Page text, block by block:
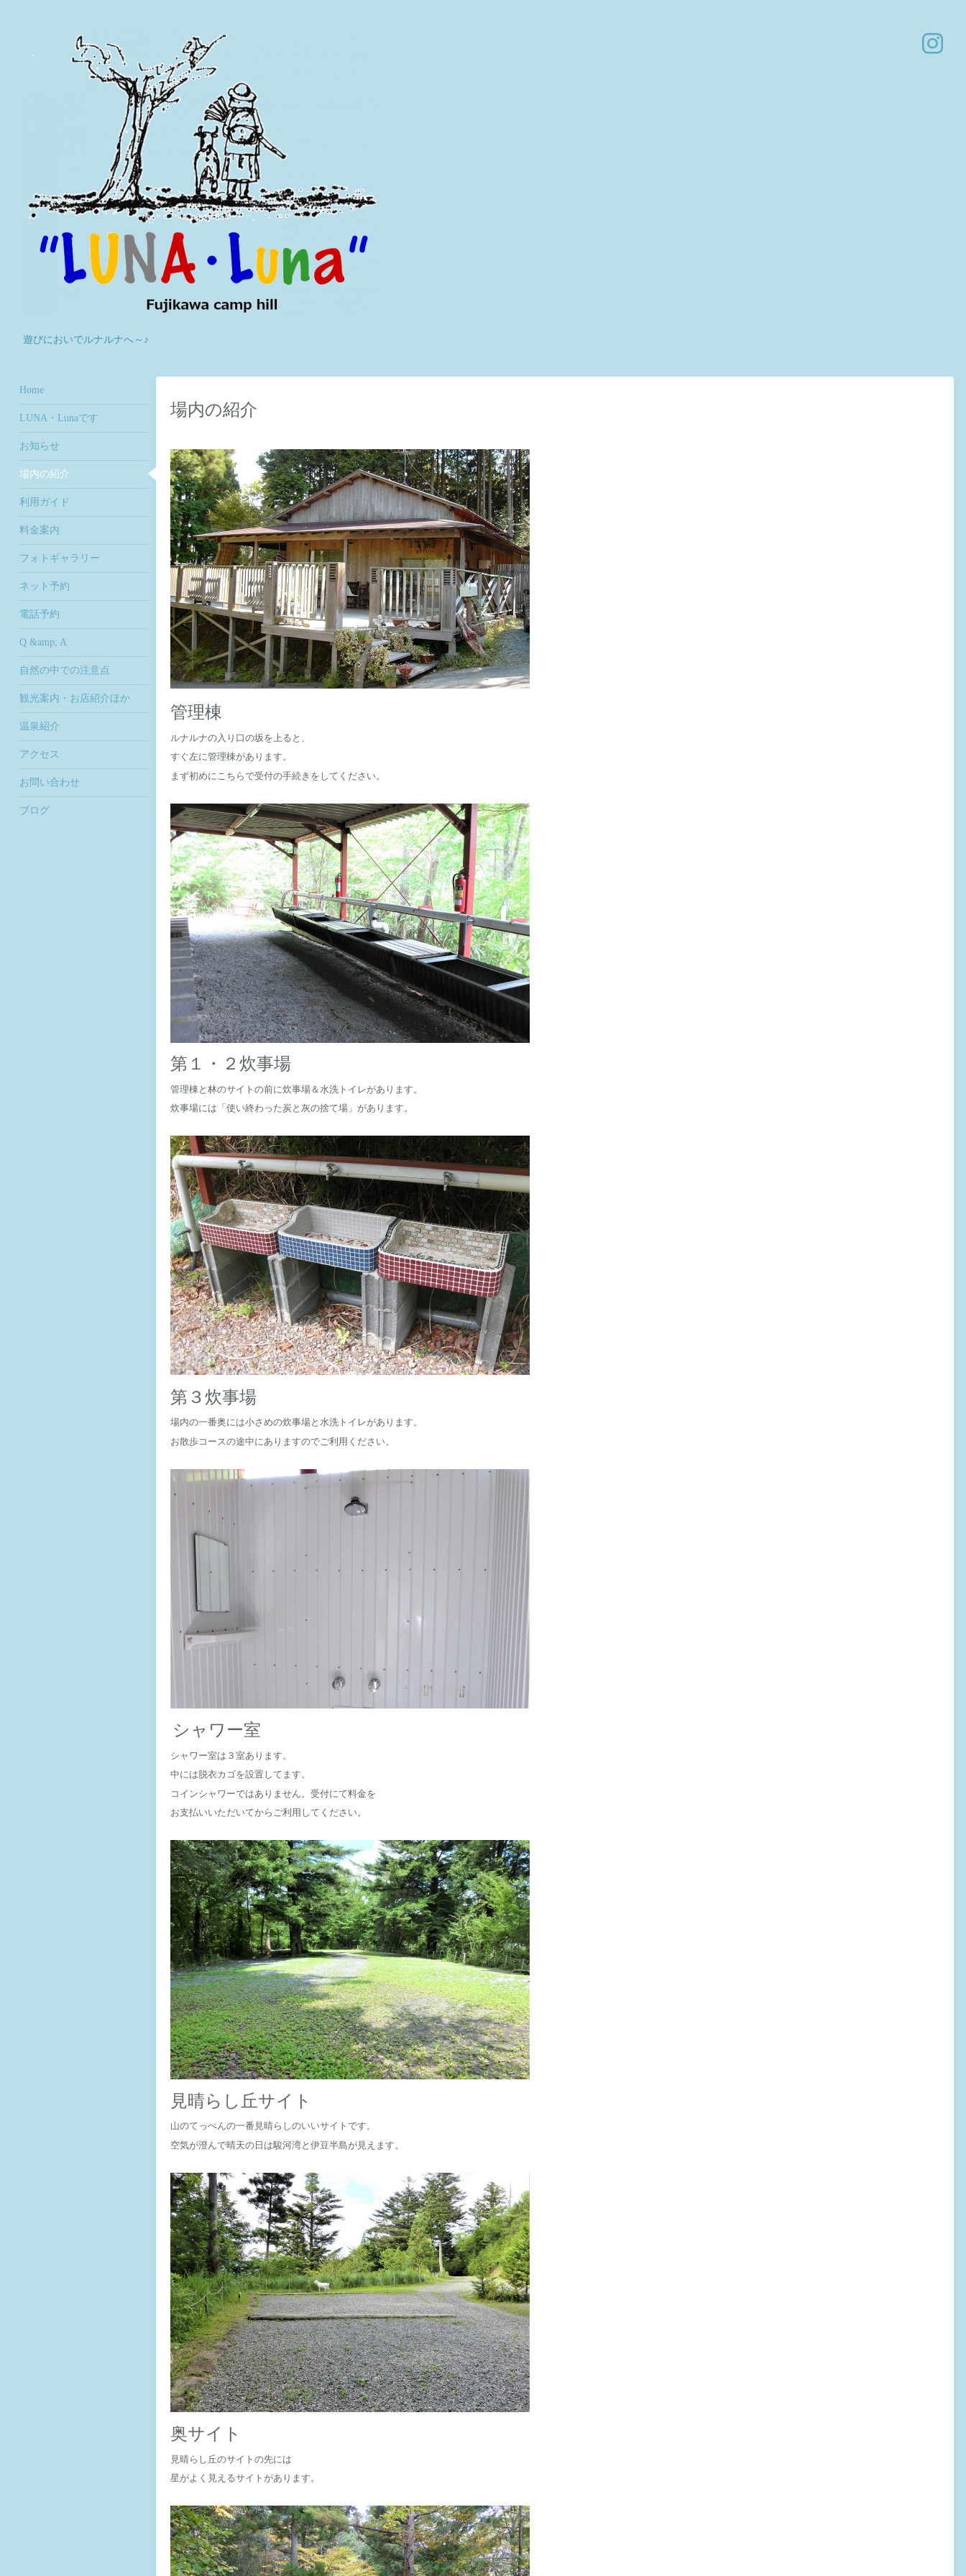
遊びにおいでルナルナへ～♪
場内の紹介
管理棟
ルナルナの入り口の坂を上ると、
すぐ左に管理棟があります。
まず初めにこちらで受付の手続きをしてください。
第１・２炊事場
管理棟と林のサイトの前に炊事場＆水洗トイレがあります。
炊事場には「使い終わった炭と灰の捨て場」があります。
第３炊事場
場内の一番奥には小さめの炊事場と水洗トイレがあります。
お散歩コースの途中にありますのでご利用ください。
シャワー室
シャワー室は３室あります。
中には脱衣カゴを設置してます。
コインシャワーではありません。 受付にて料金を
お支払いいただいてからご利用してください。
見晴らし丘サイト
山のてっぺんの一番見晴らしのいいサイトです。
空気が澄んで晴天の日は駿河湾と伊豆半島が見えます。
奥サイト
見晴らし丘のサイトの先には
星がよく見えるサイトがあります。
Home
LUNA・Lunaです
お知らせ
場内の紹介
利用ガイド
料金案内
フォトギャラリー
ネット予約
電話予約
Q &amp; A
自然の中での注意点
観光案内・お店紹介ほか
温泉紹介
アクセス
お問い合わせ
ブログ